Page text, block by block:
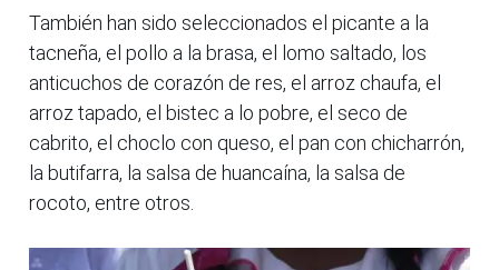
También han sido seleccionados el picante a la
tacneña, el pollo a la brasa, el lomo saltado, los
anticuchos de corazón de res, el arroz chaufa, el
arroz tapado, el bistec a lo pobre, el seco de
cabrito, el choclo con queso, el pan con chicharrón,
la butifarra, la salsa de huancaína, la salsa de
rocoto, entre otros.